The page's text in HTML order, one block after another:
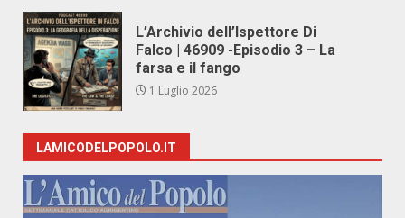
L’Archivio dell’Ispettore Di
Falco | 46909 -Episodio 3 – La
farsa e il fango
1 Luglio 2026
LAMICODELPOPOLO.IT